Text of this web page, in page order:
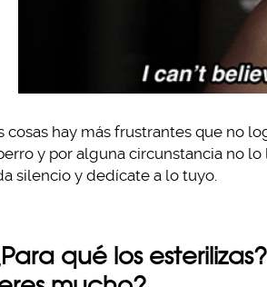
cosas hay más frustrantes que no
y por alguna circunstancia no
silencio y dedícate a lo tuyo.
qué los